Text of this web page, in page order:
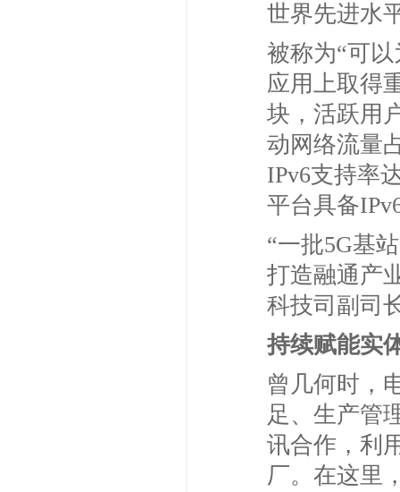
世界先进水
被称为“可
应用上取得
块，活跃用
动网络流量
IPv6支持率
平台具备
“一批5G基
打造融通产
科技司副司
持续赋能实
曾几何时，
足、生产管
讯合作，利
厂。在这里